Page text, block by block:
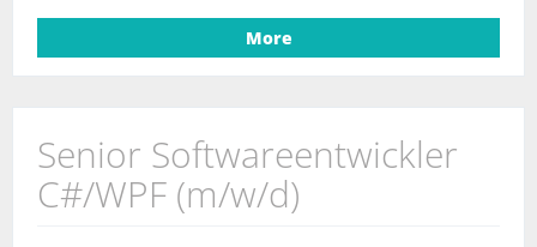
More
Senior Softwareentwickler
C#/WPF (m/w/d)